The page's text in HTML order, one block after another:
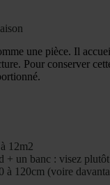
une pièce. Il
Pour conserver
12m2
+ un banc : visez
à 120cm (voire